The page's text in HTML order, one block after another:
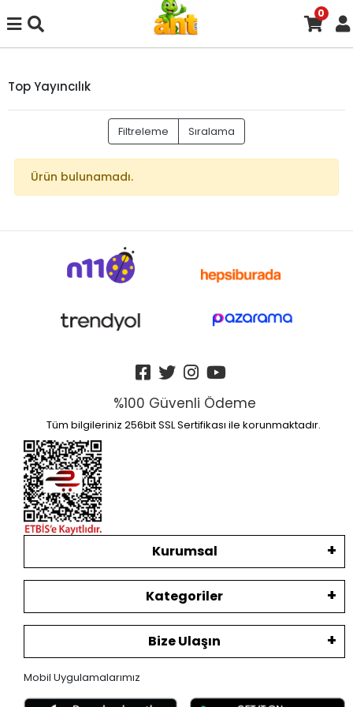
0
Top Yayıncılık
Filtreleme Sıralama
Ürün bulunamadı.
%100 Güvenli Ödeme
Tüm bilgileriniz 256bit SSL Sertifikası ile korunmaktadır.
Kurumsal
Kategoriler
Bize Ulaşın
Mobil Uygulamalarımız